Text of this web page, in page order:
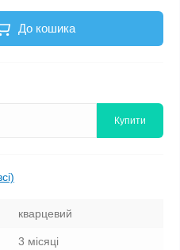
До кошика
Купити
кварцевий
3 місяці